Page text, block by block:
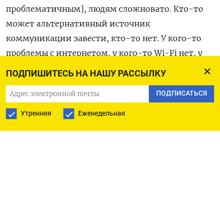
ПОДПИШИТЕСЬ НА НАШУ РАССЫЛКУ
ПОДПИСАТЬСЯ
Утренняя Еженедельная
проблематичным], людям сложновато. Кто-то
может альтернативный источник
коммуникации завести, кто-то нет. У кого-то
проблемы с интернетом, у кого-то Wi-Fi нет, у
кого-то без Wi-Fi VPN не работает», —
рассказал
молодежной политике Владимир Исаков из
КПРФ. По его словам, сложности возникают при